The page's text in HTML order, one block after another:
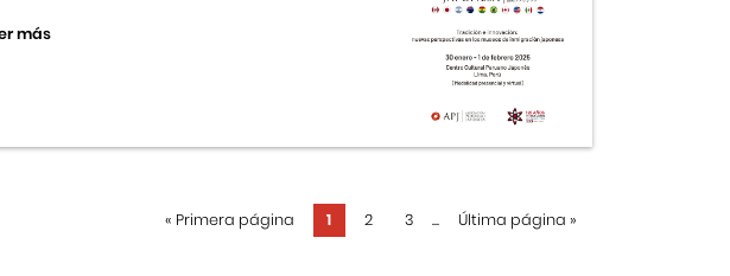
más
« Primera página 1 2 3 ... Última página »